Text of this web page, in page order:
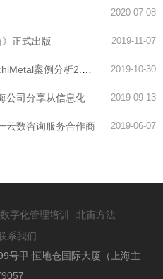
2020-07-08
》正式出版 2019-11-07
案例分析2.0》发布 2019-10-30
享从信息化到数字化 2019-09-13
云数咨询服务合作商 2019-06-07
数字化管理培训
北宙方法
系我们
号甲 恒地仓国际大厦（上海主